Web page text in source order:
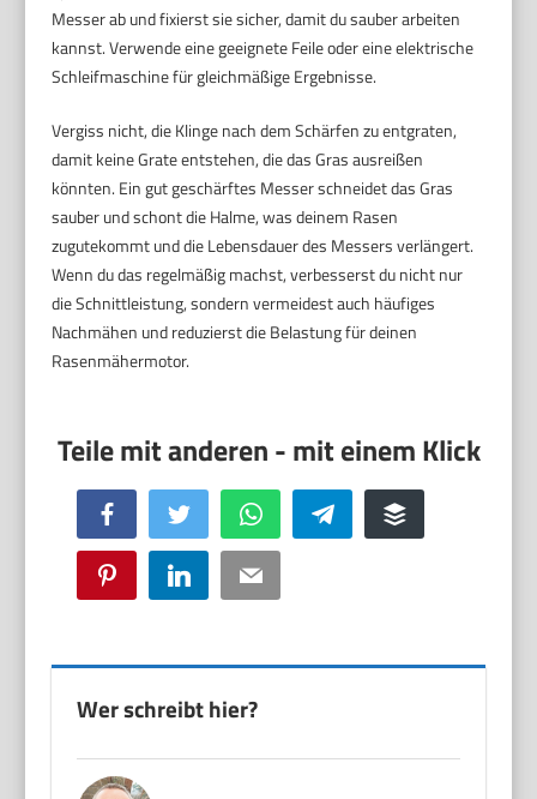
Messer ab und fixierst sie sicher, damit du sauber arbeiten
kannst. Verwende eine geeignete Feile oder eine elektrische
Schleifmaschine für gleichmäßige Ergebnisse.
Vergiss nicht, die Klinge nach dem Schärfen zu entgraten,
damit keine Grate entstehen, die das Gras ausreißen
könnten. Ein gut geschärftes Messer schneidet das Gras
sauber und schont die Halme, was deinem Rasen
zugutekommt und die Lebensdauer des Messers verlängert.
Wenn du das regelmäßig machst, verbesserst du nicht nur
die Schnittleistung, sondern vermeidest auch häufiges
Nachmähen und reduzierst die Belastung für deinen
Rasenmähermotor.
Facebook Twitter WhatsApp Telegram Buffer
Pinterest LinkedIn Email
Wer schreibt hier?